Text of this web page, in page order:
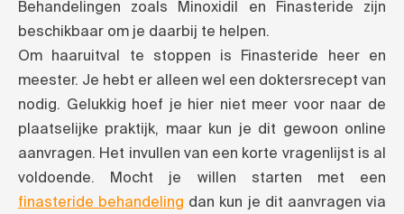
Behandelingen zoals Minoxidil en Finasteride zijn
beschikbaar om je daarbij te helpen.
Om haaruitval te stoppen is Finasteride heer en
meester. Je hebt er alleen wel een doktersrecept van
nodig. Gelukkig hoef je hier niet meer voor naar de
plaatselijke praktijk, maar kun je dit gewoon online
aanvragen. Het invullen van een korte vragenlijst is al
voldoende. Mocht je willen starten met een
finasteride behandeling dan kun je dit aanvragen via